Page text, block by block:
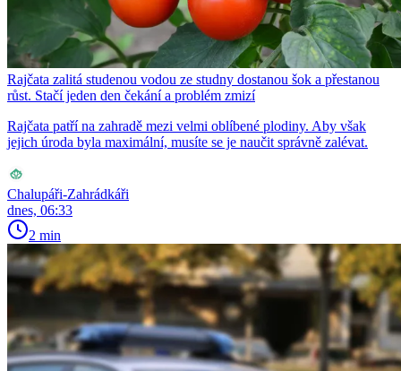
Rajčata zalitá studenou vodou ze studny dostanou šok a přestanou
růst. Stačí jeden den čekání a problém zmizí
Rajčata patří na zahradě mezi velmi oblíbené plodiny. Aby však
jejich úroda byla maximální, musíte se je naučit správně zalévat.
Chalupáři-Zahrádkáři
dnes, 06:33
2 min